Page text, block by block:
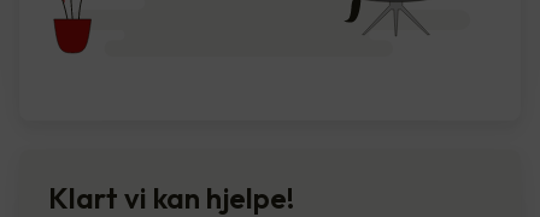
Klart vi kan hjelpe!